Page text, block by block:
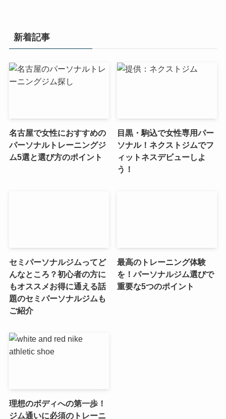
新着記事
名古屋で女性におすすめの
パーソナルトレーニングジ
ム5選と選び方のポイント
目黒・駒込で女性専用パー
ソナル！ネクストジムでフ
ィットネスデビューしよ
う！
セミパーソナルジムってど
んなところ？初心者の方に
もオススメお得に通える話
題のセミパーソナルジムも
ご紹介
最高のトレーニング体験
を！パーソナルジム選びで
重要な5つのポイント
理想のボディへの第一歩！
ジム通いに必須のトレーニ